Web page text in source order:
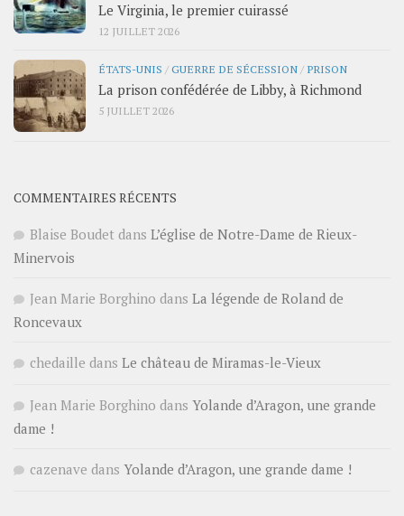
Le Virginia, le premier cuirassé
12 JUILLET 2026
ÉTATS-UNIS /GUERRE DE SÉCESSION / PRISON
La prison confédérée de Libby, à Richmond
5 JUILLET 2026
COMMENTAIRES RÉCENTS
Blaise Boudet dans L’église de Notre-Dame de Rieux-
Minervois
Jean Marie Borghino dans La légende de Roland de
Roncevaux
chedaille dans Le château de Miramas-le-Vieux
Jean Marie Borghino dans Yolande d’Aragon, une grande
dame !
cazenave dans Yolande d’Aragon, une grande dame !